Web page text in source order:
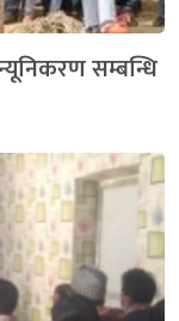
सम्बन्धि